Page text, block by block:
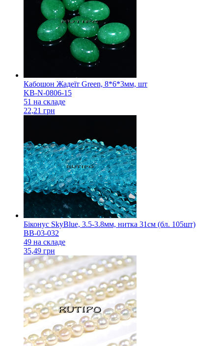
Кабошон Жадеїт Green, 8*6*3мм, шт
KB-N-0806-15
51 на складе
22,21 грн
Біконус SkyBlue, 3.5-3.8мм, нитка 31см (бл. 105шт)
BB-03-032
49 на складе
35,49 грн